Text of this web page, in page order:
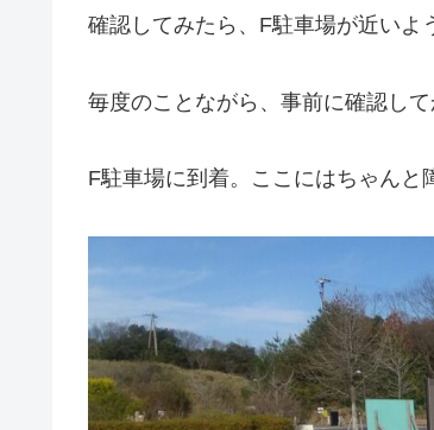
確認してみたら、F駐車場が近いよ
毎度のことながら、事前に確認し
F駐車場に到着。ここにはちゃんと